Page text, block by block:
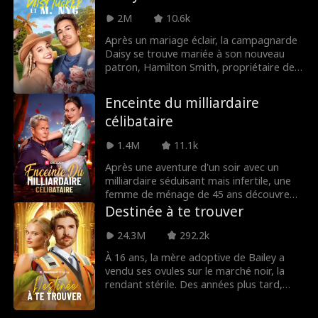
riche du monde.
avec des rêves et... une serpillière. Un
baiser imprévu provoque un scandale
romance publique. Lui, il doit préserver
son « image ». Elle a besoin d'argent pour
son frère. Ce marché de façade se
sincères. Entre scandales, secrets et
étincelles nocturnes, l'amour pourrait bien
éclore pour de vrai !
2M
10.6k
Après un mariage éclair, la campagnarde
Daisy se trouve mariée à son nouveau
patron, Hamilton Smith, propriétaire de
présidente d'Hamilton, menacent de
détruire leur relation avant qu'ils
Enceinte du milliardaire
célibataire
1.4M
11.1k
Après une aventure d'un soir avec un
milliardaire séduisant mais infertile, une
femme de ménage de 45 ans découvre
qu'elle est enceinte de jumeaux. Alors qu'il
s'efforce d'assurer l'avenir de son empire
en donnant des héritiers, ils devront
sentiments inattendus pour savoir s'ils
peuvent vraiment fonder une famille
ensemble.
Destinée à te trouver
24.3M
292.2k
À 16 ans, la mère adoptive de Bailey a
vendu ses ovules sur le marché noir, la
rendant stérile. Des années plus tard,